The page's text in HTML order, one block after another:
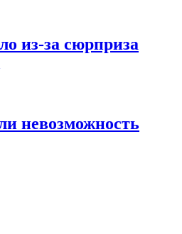
из-за сюрприза
невозможность